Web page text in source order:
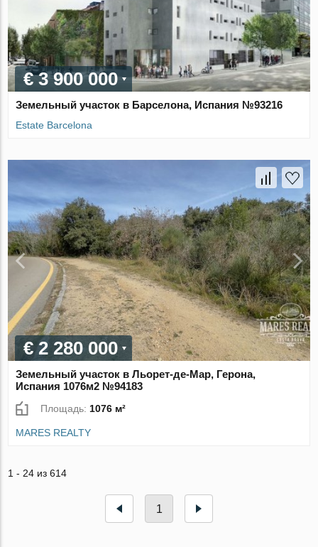
€ 3 900 000
Земельный участок в Барселона, Испания №93216
Estate Barcelona
€ 2 280 000
Земельный участок в Льорет-де-Мар, Герона,
Испания 1076м2 №94183
Площадь:1076 м²
MARES REALTY
1 - 24 из 614
1